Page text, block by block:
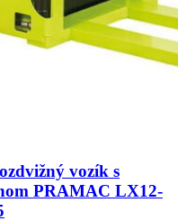
vozík s
PRAMAC LX12-